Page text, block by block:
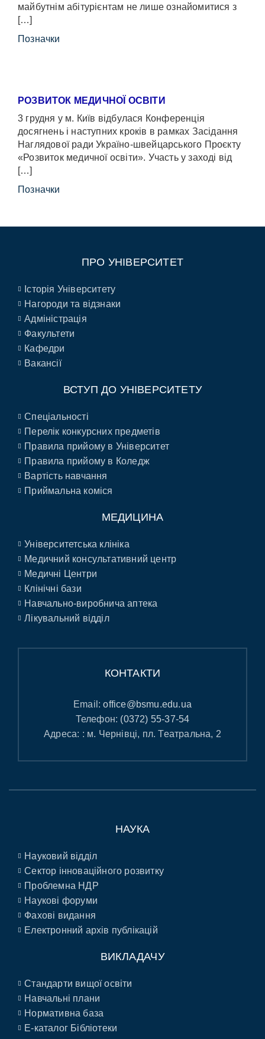
майбутнім абітурієнтам не лише ознайомитися з
[…]
Позначки
РОЗВИТОК МЕДИЧНОЇ ОСВІТИ
3 грудня у м. Київ відбулася Конференція
досягнень і наступних кроків в рамках Засідання
Наглядової ради Україно-швейцарського Проєкту
«Розвиток медичної освіти». Участь у заході від
[…]
Позначки
ПРО УНІВЕРСИТЕТ
Історія Університету
Нагороди та відзнаки
Адміністрація
Факультети
Кафедри
Вакансії
ВСТУП ДО УНІВЕРСИТЕТУ
Спеціальності
Перелік конкурсних предметів
Правила прийому в Університет
Правила прийому в Коледж
Вартість навчання
Приймальна коміся
МЕДИЦИНА
Університетська клініка
Медичний консультативний центр
Медичні Центри
Клінічні бази
Навчально-виробнича аптека
Лікувальний відділ
КОНТАКТИ
Email:office@bsmu.edu.ua
Телефон: (0372) 55-37-54
Адреса: : м. Чернівці, пл. Театральна, 2
НАУКА
Науковий відділ
Сектор інноваційного розвитку
Проблемна НДР
Наукові форуми
Фахові видання
Електронний архів публікацій
ВИКЛАДАЧУ
Стандарти вищої освіти
Навчальні плани
Нормативна база
E-каталог Бібліотеки